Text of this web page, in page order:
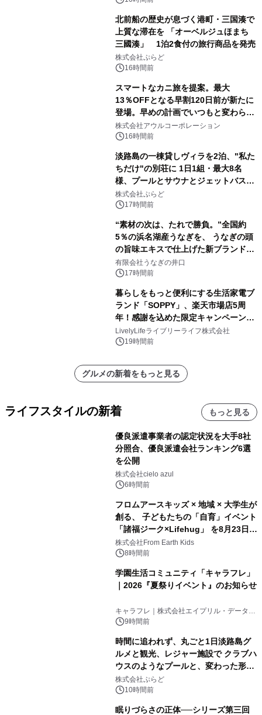
北前船の歴史が息づく港町・三国湊で
上質な滞在を 「オーベルジュほまち
三國湊」 1泊2食付の旅行商品を発売
株式会社ぷらど
16時間前
スマートなカニ旅を提案。最大
13％OFFとなる早割120日前が新たに
登場。早めの計画でいつもと変わらぬ
大人の冬旅を。ー夕日ヶ浦温泉「佳松
苑 別邸ふうか」ー
株式会社アウルコーポレーション
16時間前
淡路島の一棟貸しヴィラを2泊、"私た
ちだけ"の別荘に 1日1組・最大8名
様、プールとサウナとジェットバス付
きで Villa Mon Temps AWAJIの連泊
素泊りプラン
株式会社ぷらど
17時間前
“素材の次は、たれで勝負。”全国約
5％の浜名湖産うなぎを、 うなぎの頭
の旨味エキスで仕上げた新ブランド
「井口の誉」誕生
有限会社うなぎの井口
17時間前
暮らしをもっと便利にする生活家電ブ
ランド「SOPPY」、楽天市場店5周
年！感謝を込めた限定キャンペーンを
8月10日より開催
LivelyLifeライブリーライフ株式会社
19時間前
グルメの新着をもっと見る
ライフスタイルの新着 もっと見る
優良派遣事業者の認定状況を大手8社
分照合、優良派遣会社ランキング6選
を公開
株式会社cielo azul
6時間前
フロムアースキッズ × 地域 × 大学生が
創る、 子どもたちの「自育」イベント
「諸福ジーク×Lifehug」 を8月23日
(日)開催
株式会社From Earth Kids
8時間前
学園生活コミュニティ「キャラフレ」
｜2026『夏祭りイベント』のお知らせ
キャラフレ｜株式会社エイプリル・データ・
デザインズ
9時間前
時間に追われず、丸ごと1日淡路島グ
ルメと観光、レジャー施設で クラブハ
ウスのようなプールと、変わった形の
サウナも 「THE BOXY AWAJI」のお
得な素泊まり連泊プランで
株式会社ぷらど
10時間前
眠りづらさの正体──シリーズ第三回